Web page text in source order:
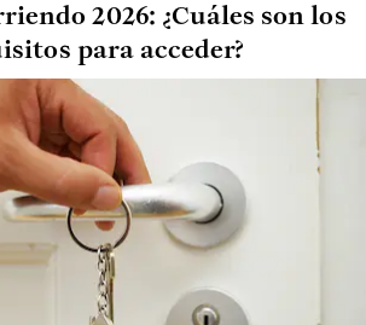
2026: ¿Cuáles son los
para acceder?